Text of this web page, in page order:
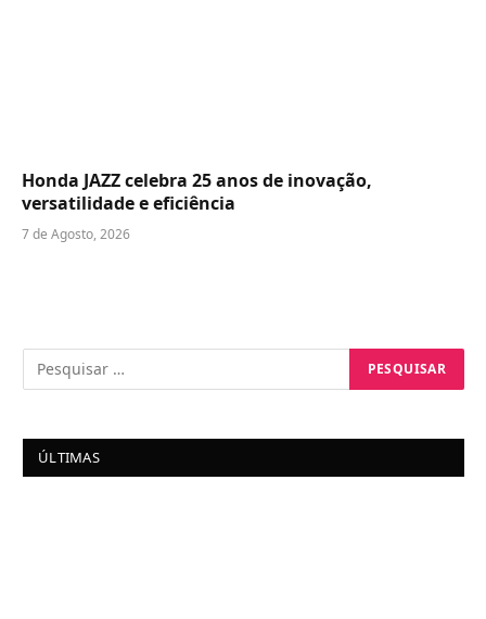
Honda JAZZ celebra 25 anos de inovação,
versatilidade e eficiência
7 de Agosto, 2026
ÚLTIMAS